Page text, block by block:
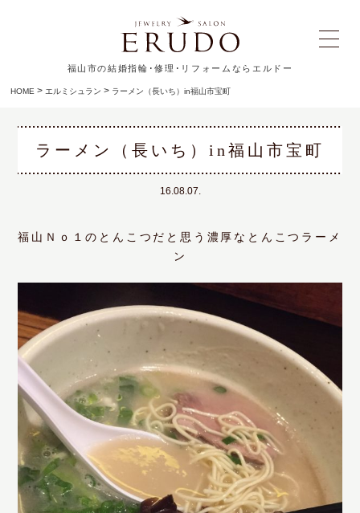
福山市の結婚指輪･修理･リフォームならエルドー
HOME >エルミシュラン > ラーメン（長いち）in福山市宝町
ラーメン（長いち）in福山市宝町
16.08.07.
福山Ｎｏ１のとんこつだと思う濃厚なとんこつラーメ
ン